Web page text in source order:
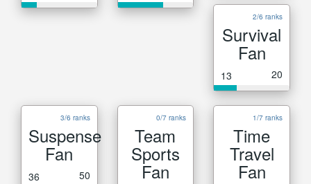
2/6 ranks
Survival
Fan
13 20
3/6 ranks
Suspense
Fan
36 50
0/7 ranks
Team
Sports
Fan
1/7 ranks
Time
Travel
Fan